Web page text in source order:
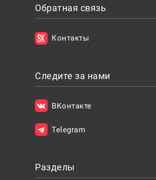
Обратная связь
Контакты
Следите за нами
ВКонтакте
Telegram
Разделы